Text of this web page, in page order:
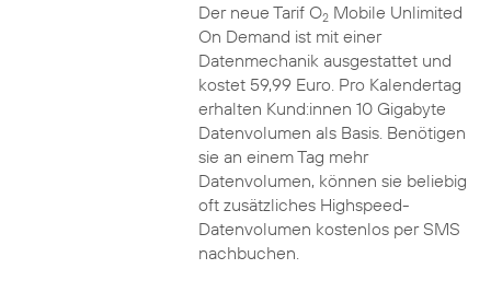
Der neue Tarif O2Mobile Unlimited
On Demand ist mit einer
Datenmechanik ausgestattet und
kostet 59,99 Euro. Pro Kalendertag
erhalten Kund:innen 10 Gigabyte
Datenvolumen als Basis. Benötigen
sie an einem Tag mehr
Datenvolumen, können sie beliebig
oft zusätzliches Highspeed-
Datenvolumen kostenlos per SMS
nachbuchen.